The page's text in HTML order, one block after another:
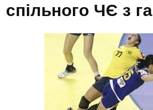
спільного ЧЄ з